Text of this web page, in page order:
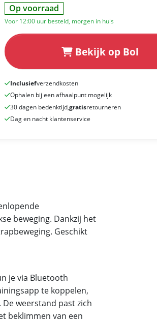
Op voorraad
Voor 12:00 uur besteld, morgen in huis
Bekijk op Bol
Inclusiefverzendkosten
Ophalen bij een afhaalpunt mogelijk
30 dagen bedenktijd,gratisretourneren
Dag en nacht klantenservice
beweging. Dankzij het
Geschikt
je via Bluetooth
te koppelen,
weerstand past zich
beklimmen van een